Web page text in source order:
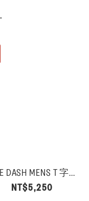
DASH MENS T 字...
NT$5,250